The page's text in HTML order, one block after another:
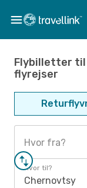
Flybilletter til
flyrejser
Hvor fra?
Hvor til?
Chernovtsy